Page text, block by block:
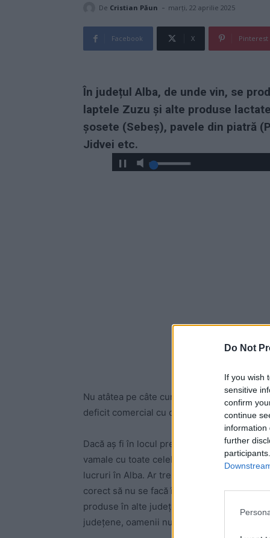
Do Not
If you wish
sensitive
confirm
continue
information
further
De Cristian Păun - marți, 22 aprilie 2025
Facebook X Pinterest
În județul Alba, de unde vin, se
laptele Zuzu și alte produse
șosete (Sebeș), pavele din piatră
Jidvei etc.
Nu atâtea pe câte cumpără însă județul
deficit comercial cu celelalte județe. Cred
Dacă aș fi în locul președintelui de
vamale cu toate celelalte județe din țară.
lucruri în Alba. Ar trebui, de exemplu, să
corect să nu se facă în județ la noi.
produse în alte județe și vândute în județul
județene, oamenii nu ar mai pleca din județ